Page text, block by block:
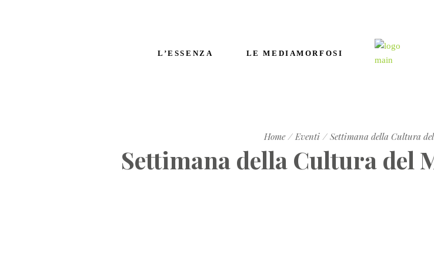
L’ESSENZA LE MEDIAMORFOSI
Home Eventi Settimana della Cultura
Settimana della Cultura del